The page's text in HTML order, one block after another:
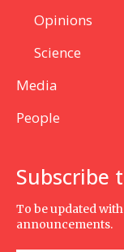
Opinions
Science
Media
People
Subscribe
To be updated
announcements.